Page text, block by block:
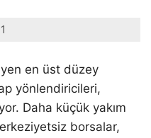
en üst düzey
yönlendiricileri,
Daha küçük yakım
borsalar,